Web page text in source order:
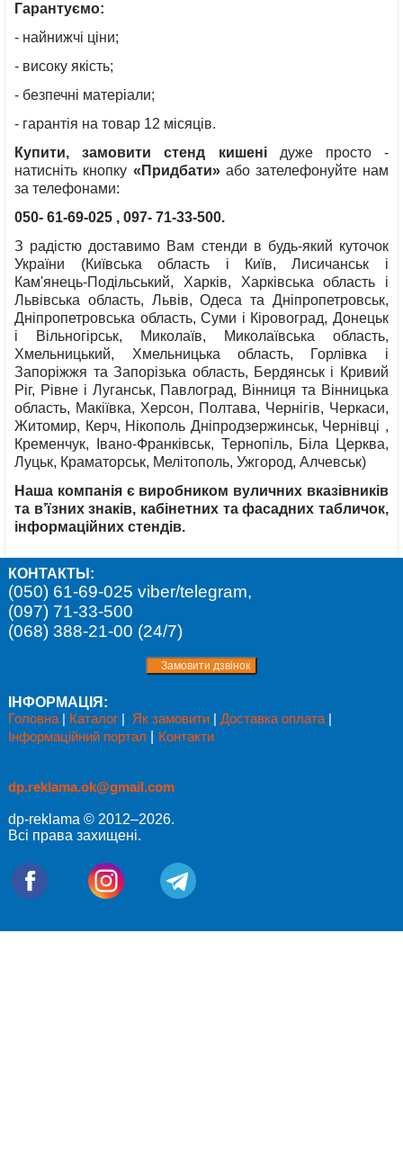
Гарантуємо:
- найнижчі ціни;
- високу якість;
- безпечні матеріали;
- гарантія на товар 12 місяців.
Купити, замовити стенд кишені дуже просто -
натисніть кнопку « Придбати»або зателефонуйте нам
за телефонами:
050- 61-69-025 , 097- 71-33-500.
З радістю доставимо Вам стенди в будь-який куточок
України (Київська область і Київ, Лисичанськ і
Кам'янець-Подільський, Харків, Харківська область і
Львівська область, Львів, Одеса та Дніпропетровськ,
Дніпропетровська область, Суми і Кіровоград, Донецьк
і Вільногірськ, Миколаїв, Миколаївська область,
Хмельницький, Хмельницька область, Горлівка і
Запоріжжя та Запорізька область, Бердянськ і Кривий
Ріг, Рівне і Луганськ, Павлоград, Вінниця та Вінницька
область, Макіївка, Херсон, Полтава, Чернігів, Черкаси,
Житомир, Керч, Нікополь Дніпродзержинськ, Чернівці ,
Кременчук, Івано-Франківськ, Тернопіль, Біла Церква,
Луцьк, Краматорськ, Мелітополь, Ужгород, Алчевськ)
Наша компанія є виробником вуличних вказівників
та в’їзних знаків, кабінетних та фасадних табличок,
інформаційних стендів.
КОНТАКТЫ:
(050) 61-69-025 viber/telegram,
(097) 71-33-500
(068) 388-21-00 (24/7)
ІНФОРМАЦІЯ:
Головна| Каталог| Як замовити| Доставка оплата|
Інформаційний портал
Контакти
dp.reklama.ok@gmail.com
dp-reklama © 2012–2026.
Всі права захищені.